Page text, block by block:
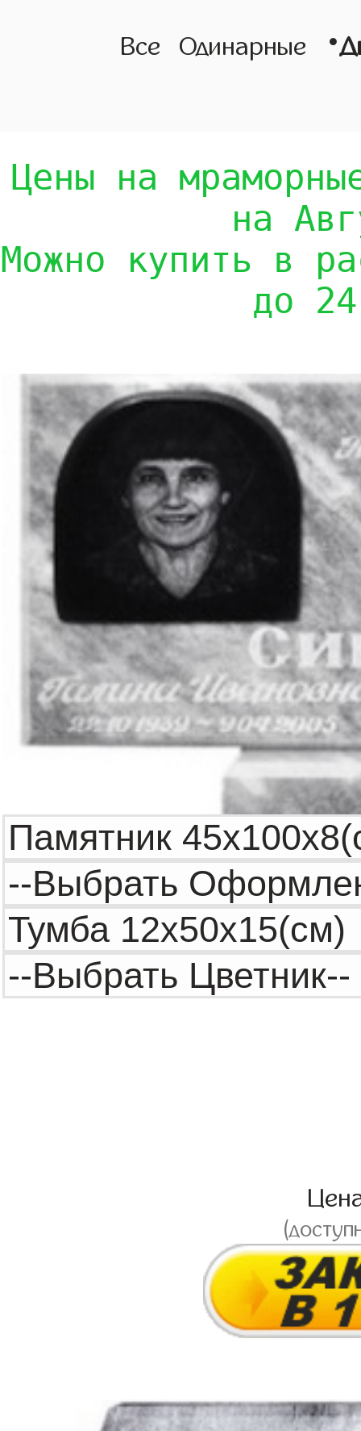
Все Одинарные •
Цены на
на
Можно купить в
до